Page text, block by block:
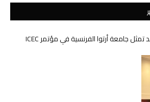
إبنة الفيحاء سنا حسن خالد تمثل جامعة أرتوا الفرنسية في مؤتمر ICEC